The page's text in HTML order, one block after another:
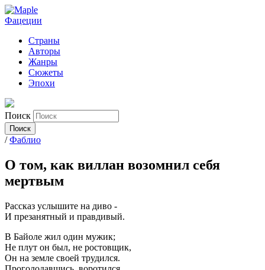
Фацеции
Страны
Авторы
Жанры
Сюжеты
Эпохи
Поиск
/ Фаблио
О том, как виллан возомнил себя
мертвым
Рассказ услышите на диво -
И презанятный и правдивый.
В Байоле жил один мужик;
Не плут он был, не ростовщик,
Он на земле своей трудился.